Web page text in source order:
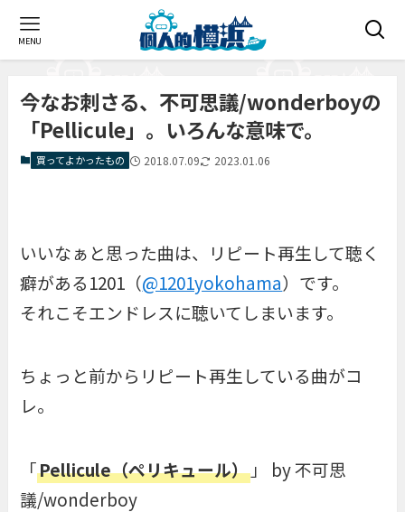
MENU
今なお刺さる、不可思議/wonderboyの
「Pellicule」。いろんな意味で。
買ってよかったもの 2018.07.09 2023.01.06
いいなぁと思った曲は、リピート再生して聴く
癖がある1201（@1201yokohama）です。
それこそエンドレスに聴いてしまいます。
ちょっと前からリピート再生している曲がコ
レ。
「Pellicule（ペリキュール） 」 by 不可思
議/wonderboy